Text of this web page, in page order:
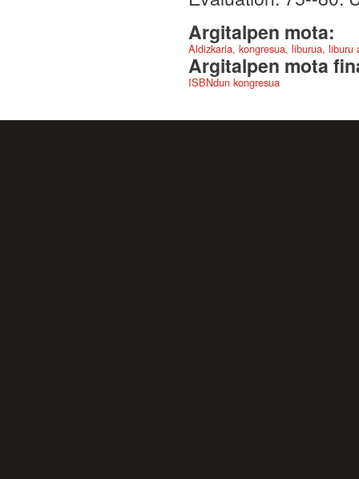
Argitalpen mota:
Aldizkaria, kongresua, liburua,
Argitalpen mota
ISBNdun kongresua